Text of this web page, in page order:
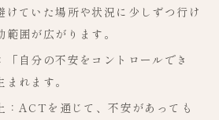
けていた場所や状況に少しずつ行け
囲が広がります。
：「自分の不安をコントロールでき
れます。
：ACTを通じて、不安があっても